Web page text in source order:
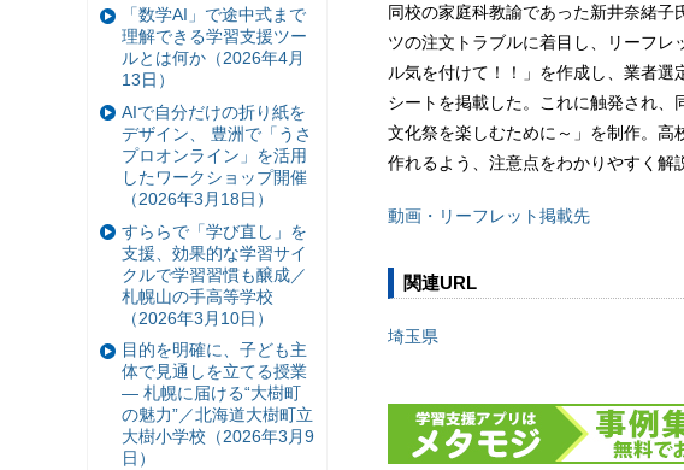
同校の家庭科教諭であった新井奈緒子
ツの注文トラブルに着目し、リーフレ
ル気を付けて！！」を作成し、業者
シートを掲載した。これに触発され
文化祭を楽しむために～」を制作。高
作れるよう、注意点をわかりやすく解
動画・リーフレット掲載先
関連URL
埼玉県
「数学AI」で途中式まで
理解できる学習支援ツー
ルとは何か（2026年4月
13日）
AIで自分だけの折り紙を
デザイン、 豊洲で「うさ
プロオンライン」を活用
したワークショップ開催
（2026年3月18日）
すららで「学び直し」を
支援、効果的な学習サイ
クルで学習習慣も醸成／
札幌山の手高等学校
（2026年3月10日）
目的を明確に、子ども主
体で見通しを立てる授業
— 札幌に届ける“大樹町
の魅力”／北海道大樹町立
大樹小学校（2026年3月9
日）